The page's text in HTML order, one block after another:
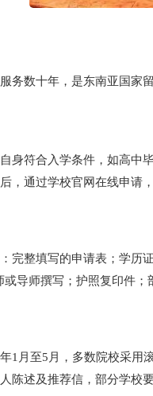
务数十年，是东南亚国
身符合入学条件，如高
，通过学校官网在线申请
完整填写的申请表；学
导师撰写；护照复印件
1月至5月，多数院校采
陈述及推荐信，部分学校